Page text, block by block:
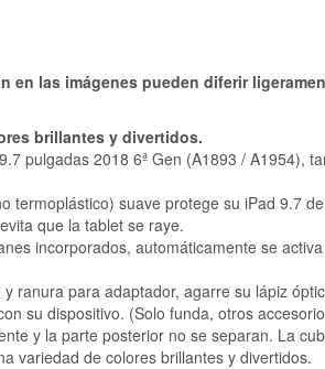
en las imágenes pueden diferir
brillantes y divertidos.
pulgadas 2018 6ª Gen (A1893 / A1954),
termoplástico) suave protege su iPad 9.7
que la tablet se raye.
incorporados, automáticamente se
ranura para adaptador, agarre su lápiz
su dispositivo. (Solo funda, otros
y la parte posterior no se separan. La
variedad de colores brillantes y divertidos.